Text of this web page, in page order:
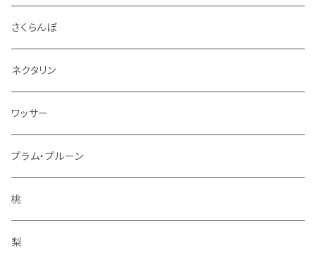
9kg～10kg
シナノスイート
紅玉
シナノゴールド
ぐんま名月
王林
サンふじ
スパイス
ドライフルーツ
アルコール
冷凍フルーツ
コンポート
さくらんぼ
ネクタリン
ワッサー
プラム・プルーン
桃
梨